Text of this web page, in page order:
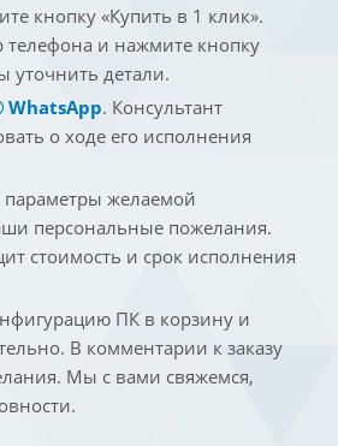
кнопку «Купить в 1 клик».
и нажмите кнопку
уточнить детали.
WhatsApp. Консультант
о ходе его исполнения
параметры желаемой
персональные пожелания.
стоимость и срок исполнения
ПК в корзину и
В комментарии к заказу
Мы с вами свяжемся,